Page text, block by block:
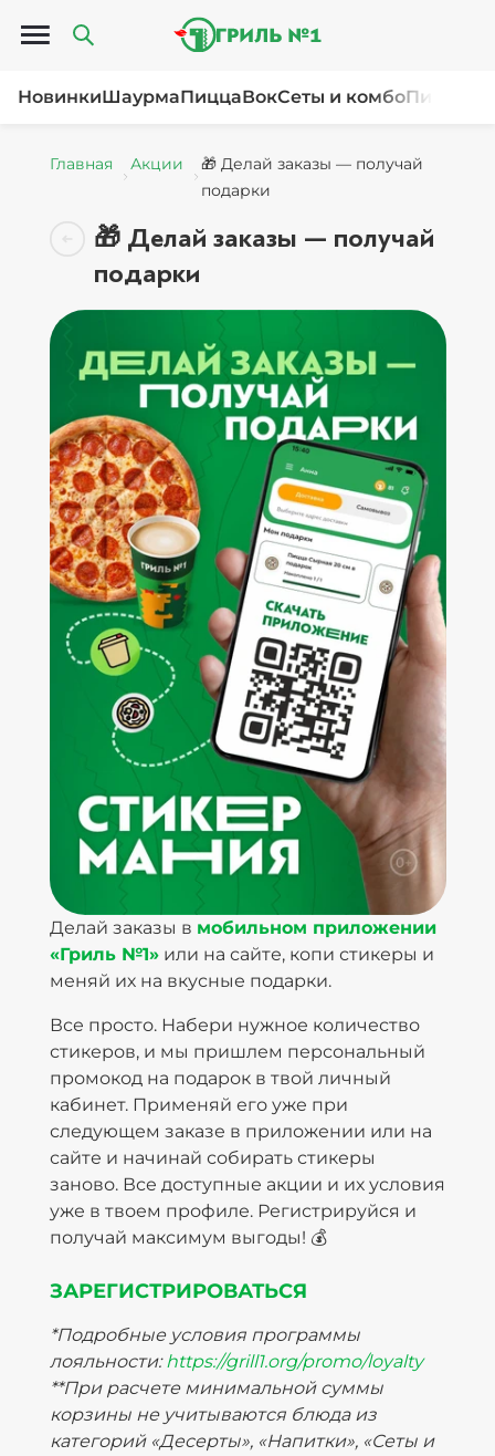
Открыть меню
НовинкиШаурмаПиццаВокСеты и комбоПироги
Главная Акции
🎁 Делай заказы — получай
подарки
🎁 Делай заказы — получай
подарки
Делай заказы в мобильном приложении
«Гриль №1»или на сайте, копи стикеры и
меняй их на вкусные подарки.
Все просто. Набери нужное количество
стикеров, и мы пришлем персональный
промокод на подарок в твой личный
кабинет. Применяй его уже при
следующем заказе в приложении или на
сайте и начинай собирать стикеры
заново. Все доступные акции и их условия
уже в твоем профиле. Регистрируйся и
получай максимум выгоды! 💰
ЗАРЕГИСТРИРОВАТЬСЯ
*Подробные условия программы
лояльности:https://grill1.org/promo/loyalty
**При расчете минимальной суммы
корзины не учитываются блюда из
категорий «Десерты», «Напитки», «Сеты и